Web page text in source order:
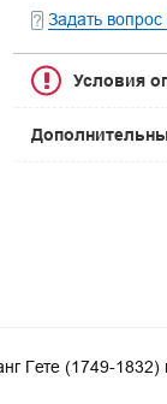
Задать
Условия
Гете (1749-1832)